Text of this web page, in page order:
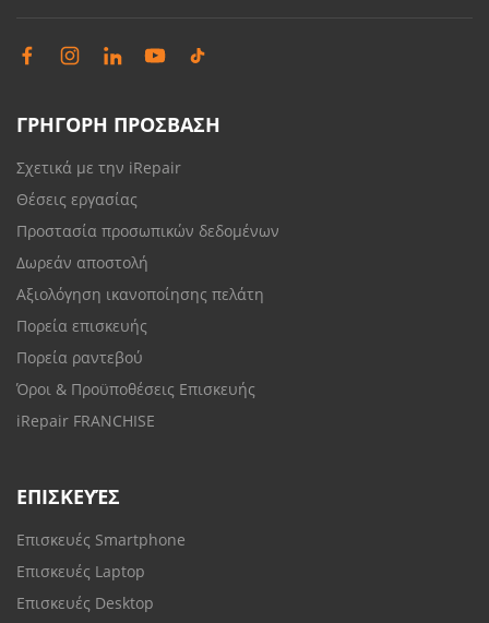
ΓΡΗΓΟΡΗ ΠΡΟΣΒΑΣΗ
Σχετικά με την iRepair
Θέσεις εργασίας
Προστασία προσωπικών δεδομένων
Δωρεάν αποστολή
Αξιολόγηση ικανοποίησης πελάτη
Πορεία επισκευής
Πορεία ραντεβού
Όροι & Προϋποθέσεις Επισκευής
iRepair FRANCHISE
ΕΠΙΣΚΕΥΈΣ
Επισκευές Smartphone
Επισκευές Laptop
Επισκευές Desktop